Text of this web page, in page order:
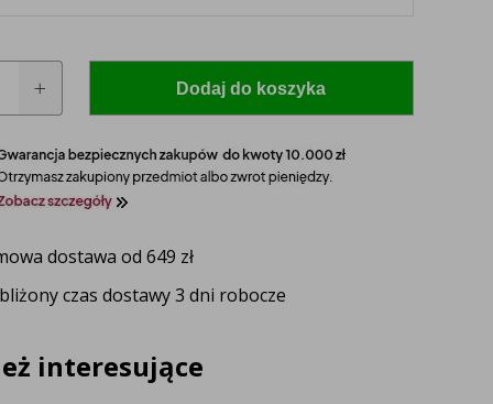
model i rocznik swojego ciągnika, a nasz
Dodaj do koszyka
dostawa od 649 zł
czas dostawy 3 dni robocze
interesujące